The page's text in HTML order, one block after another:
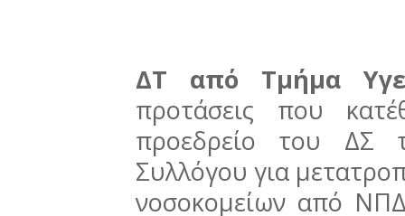
ΔΤ από Τμήμα
προτάσεις που
προεδρείο του ΔΣ
Συλλόγου για
νοσοκομείων από